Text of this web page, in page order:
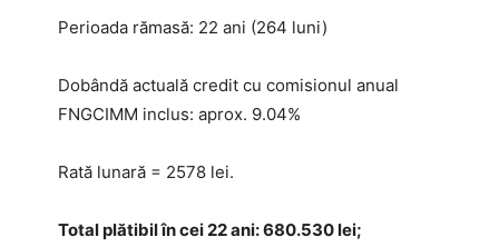
Perioada rămasă: 22 ani (264 luni)
Dobândă actuală credit cu comisionul anual
FNGCIMM inclus: aprox. 9.04%
Rată lunară = 2578 lei.
Total plătibil în cei 22 ani: 680.530 lei;